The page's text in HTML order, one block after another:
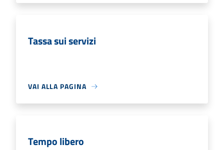
Tassa sui servizi
VAI ALLA PAGINA
Tempo libero